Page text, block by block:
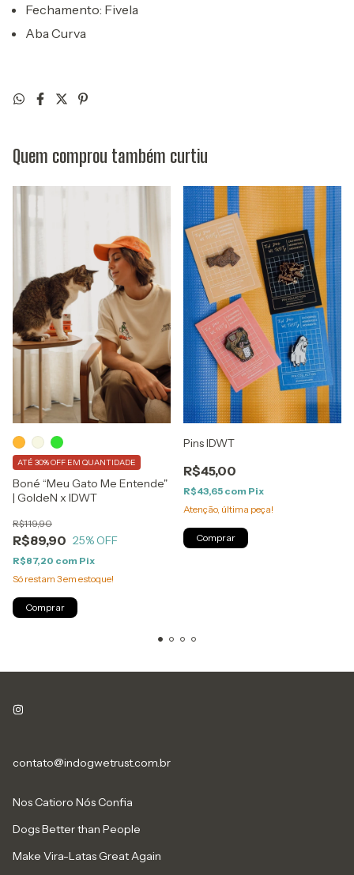
Fechamento: Fivela
Aba Curva
Quem comprou também curtiu
Boné “Meu Gato Me Entende"
| GoldeN x IDWT
R$89,90
R$119,90
25% OFF
ATÉ 30% OFF EM QUANTIDADE
R$87,20 com Pix
Só restam 3em estoque!
Comprar
Pins IDWT
R$45,00
R$43,65 com Pix
Atenção, última peça!
Comprar
contato@indogwetrust.com.br
Nos Catioro Nós Confia
Dogs Better than People
Make Vira-Latas Great Again